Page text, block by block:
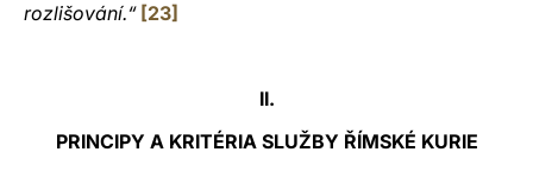
rozlišování.“ [23]
II.
PRINCIPY A KRITÉRIA SLUŽBY ŘÍMSKÉ KURIE